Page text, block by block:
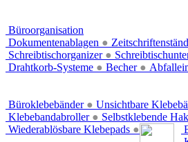
Büroorganisation
Dokumentenablagen ●
Schreibtischorganizer ●
Drahtkorb-Systeme ● Becher ●
Büroklebebänder ● Unsichtbare
Klebebandabroller ● Selbstklebende
Wiederablösbare Klebepads ●